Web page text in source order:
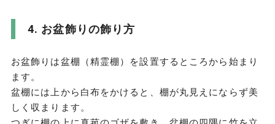
お盆飾りの飾り方
お盆飾りは盆棚（精霊棚）を設置するところから始まり
ます。
盆棚には上から白布をかけると、棚が丸見えにならず美
しく収まります。